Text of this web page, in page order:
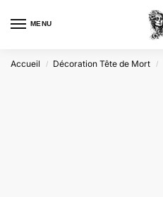
MENU
Accueil / Décoration Tête de Mort /